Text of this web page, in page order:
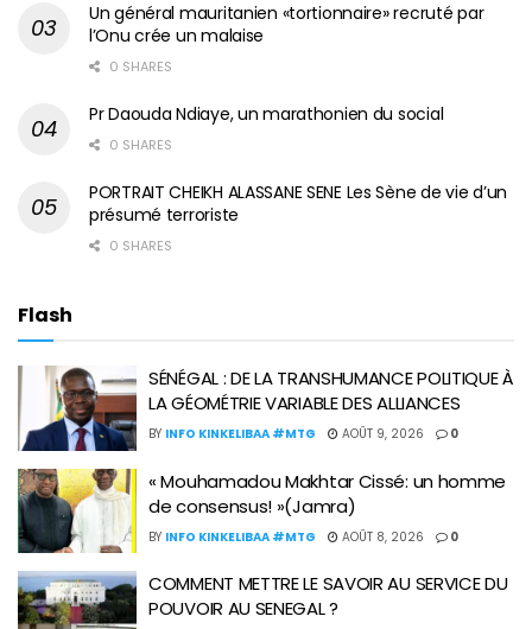
Un général mauritanien «tortionnaire» recruté par
l’Onu crée un malaise
0 SHARES
Pr Daouda Ndiaye, un marathonien du social
0 SHARES
PORTRAIT CHEIKH ALASSANE SENE Les Sène de vie d’un
présumé terroriste
0 SHARES
Flash
SÉNÉGAL : DE LA TRANSHUMANCE POLITIQUE À
LA GÉOMÉTRIE VARIABLE DES ALLIANCES
BY INFO KINKELIBAA #MTG AOÛT 9, 2026 0
« Mouhamadou Makhtar Cissé: un homme
de consensus! »(Jamra)
BY INFO KINKELIBAA #MTG AOÛT 8, 2026 0
COMMENT METTRE LE SAVOIR AU SERVICE DU
POUVOIR AU SENEGAL ?